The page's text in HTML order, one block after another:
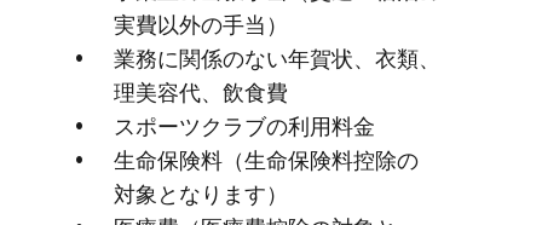
実費以外の​手当）
業務に​関係の​ない​年賀状、​衣類、​
理美容代、​飲食費
スポーツクラブの​利用料金
生命保険料​（生命保険料控除の​
対象と​なります）